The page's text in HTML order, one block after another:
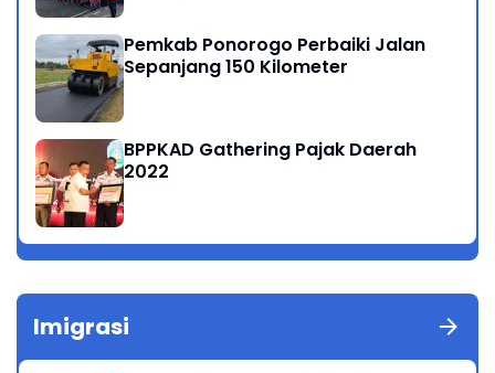
Pemkab Ponorogo Perbaiki Jalan
Sepanjang 150 Kilometer
BPPKAD Gathering Pajak Daerah
2022
Imigrasi